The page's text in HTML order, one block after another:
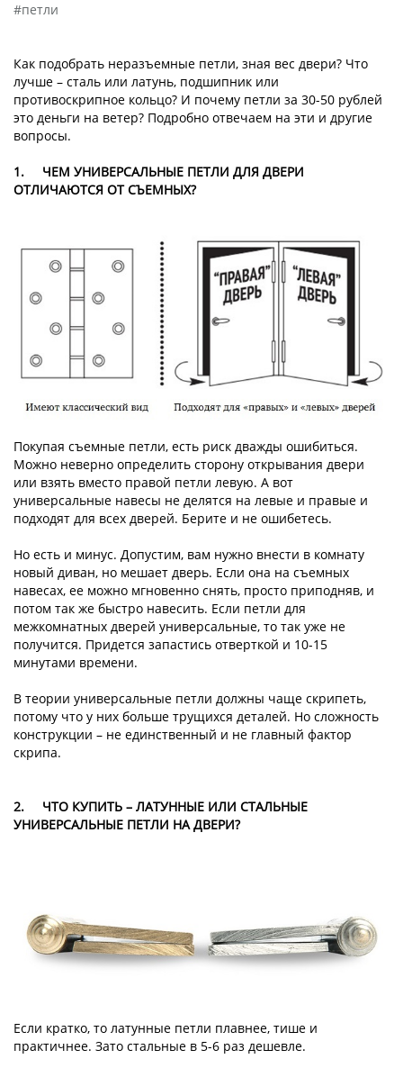
петли
Как подобрать неразъемные петли, зная вес двери? Что
лучше – сталь или латунь, подшипник или
противоскрипное кольцо? И почему петли за 30-50 рублей
это деньги на ветер? Подробно отвечаем на эти и другие
вопросы.
1.
ЧЕМ УНИВЕРСАЛЬНЫЕ ПЕТЛИ ДЛЯ ДВЕРИ
ОТЛИЧАЮТСЯ ОТ СЪЕМНЫХ?
Покупая съемные петли, есть риск дважды ошибиться.
Можно неверно определить сторону открывания двери
или взять вместо правой петли левую. А вот
универсальные навесы не делятся на левые и правые и
подходят для всех дверей. Берите и не ошибетесь.
Но есть и минус. Допустим, вам нужно внести в комнату
новый диван, но мешает дверь. Если она на съемных
навесах, ее можно мгновенно снять, просто приподняв, и
потом так же быстро навесить. Если петли для
межкомнатных дверей универсальные, то так уже не
получится. Придется запастись отверткой и 10-15
минутами времени.
В теории универсальные петли должны чаще скрипеть,
потому что у них больше трущихся деталей. Но сложность
конструкции – не единственный и не главный фактор
скрипа.
2.
ЧТО КУПИТЬ – ЛАТУННЫЕ ИЛИ СТАЛЬНЫЕ
УНИВЕРСАЛЬНЫЕ ПЕТЛИ НА ДВЕРИ?
Если кратко, то латунные петли плавнее, тише и
практичнее. Зато стальные в 5-6 раз дешевле.